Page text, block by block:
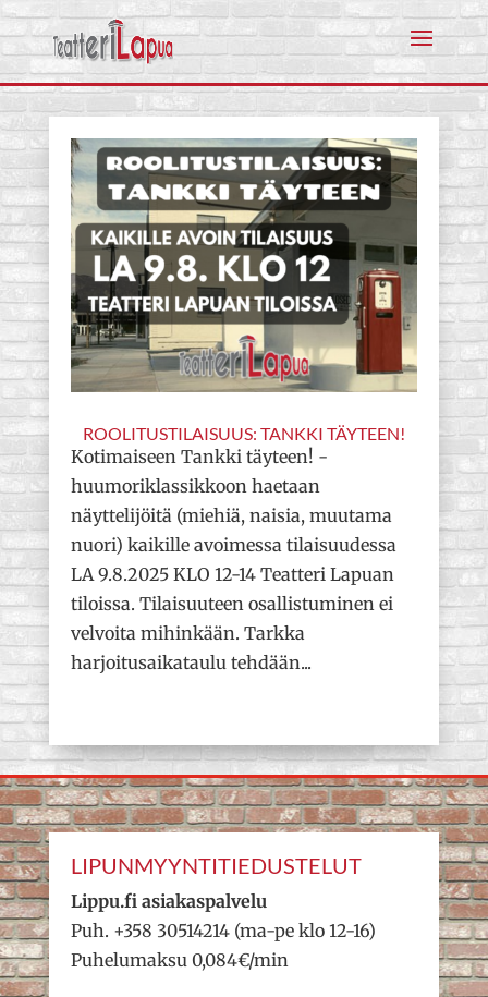
ROOLITUSTILAISUUS: TANKKI TÄYTEEN!
Kotimaiseen Tankki täyteen! -
huumoriklassikkoon haetaan
näyttelijöitä (miehiä, naisia, muutama
nuori) kaikille avoimessa tilaisuudessa
LA 9.8.2025 KLO 12-14 Teatteri Lapuan
tiloissa. Tilaisuuteen osallistuminen ei
velvoita mihinkään. Tarkka
harjoitusaikataulu tehdään...
LIPUNMYYNTITIEDUSTELUT
Lippu.fi asiakaspalvelu
Puh. +358 30514214 (ma-pe klo 12-16)
Puhelumaksu 0,084€/min